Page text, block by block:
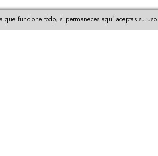
que funcione todo, si permaneces aquí aceptas su uso.